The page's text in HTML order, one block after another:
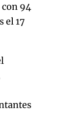
con 94
el 17